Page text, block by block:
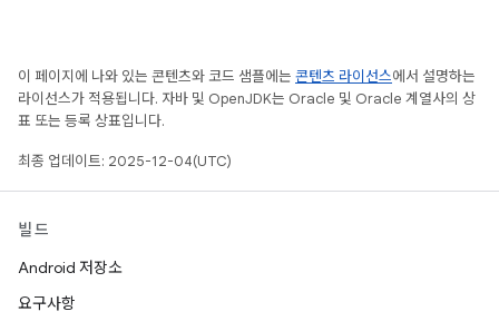
이 페이지에 나와 있는 콘텐츠와 코드 샘플에는 콘텐츠 라이선스에서 설명하는
라이선스가 적용됩니다. 자바 및 OpenJDK는 Oracle 및 Oracle 계열사의 상
표 또는 등록 상표입니다.
최종 업데이트: 2025-12-04(UTC)
빌드
Android 저장소
요구사항